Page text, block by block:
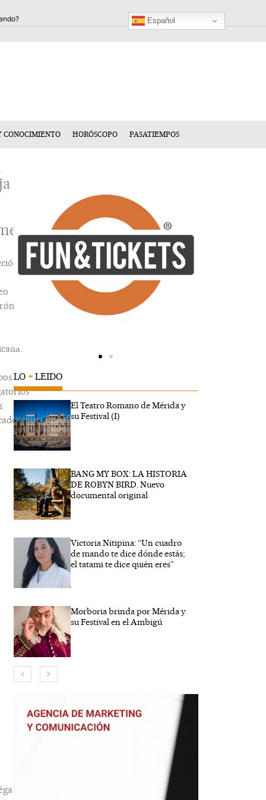
Español
CONOCIMIENTO HORÓSCOPO PASATIEMPOS
LO +LEIDO
El Teatro Romano de Mérida y
su Festival (I)
BANG MY BOX: LA HISTORIA
DE ROBYN BIRD. Nuevo
documental original
Victoria Nitipina: “Un cuadro
de mando te dice dónde estás;
el tatami te dice quién eres”
Morboria brinda por Mérida y
su Festival en el Ambigú